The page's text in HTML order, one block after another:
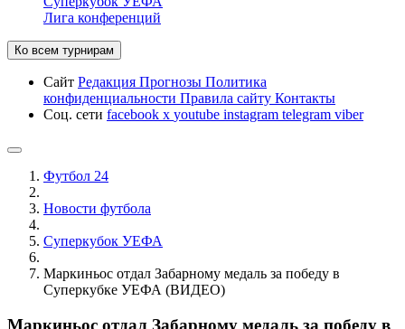
Лига конференций
Ко всем турнирам
Сайт Редакция Прогнозы Политика
конфиденциальности Правила сайту Контакты
Соц. сети facebook x youtube instagram telegram viber
Футбол 24
Новости футбола
Суперкубок УЕФА
Маркиньос отдал Забарному медаль за победу в
Суперкубке УЕФА (ВИДЕО)
Маркиньос отдал Забарному медаль за победу в